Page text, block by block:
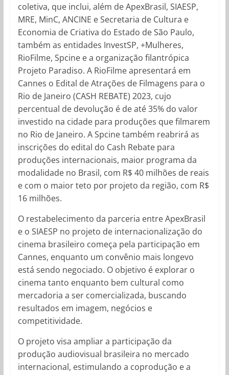
coletiva, que inclui, além de ApexBrasil, SIAESP,
MRE, MinC, ANCINE e Secretaria de Cultura e
Economia de Criativa do Estado de São Paulo,
também as entidades InvestSP, +Mulheres,
RioFilme, Spcine e a organização filantrópica
Projeto Paradiso. A RioFilme apresentará em
Cannes o Edital de Atrações de Filmagens para o
Rio de Janeiro (CASH REBATE) 2023, cujo
percentual de devolução é de até 35% do valor
investido na cidade para produções que filmarem
no Rio de Janeiro. A Spcine também reabrirá as
inscrições do edital do Cash Rebate para
produções internacionais, maior programa da
modalidade no Brasil, com R$ 40 milhões de reais
e com o maior teto por projeto da região, com R$
16 milhões.
O restabelecimento da parceria entre ApexBrasil
e o SIAESP no projeto de internacionalização do
cinema brasileiro começa pela participação em
Cannes, enquanto um convênio mais longevo
está sendo negociado. O objetivo é explorar o
cinema tanto enquanto bem cultural como
mercadoria a ser comercializada, buscando
resultados em imagem, negócios e
competitividade.
O projeto visa ampliar a participação da
produção audiovisual brasileira no mercado
internacional, estimulando a coprodução e a